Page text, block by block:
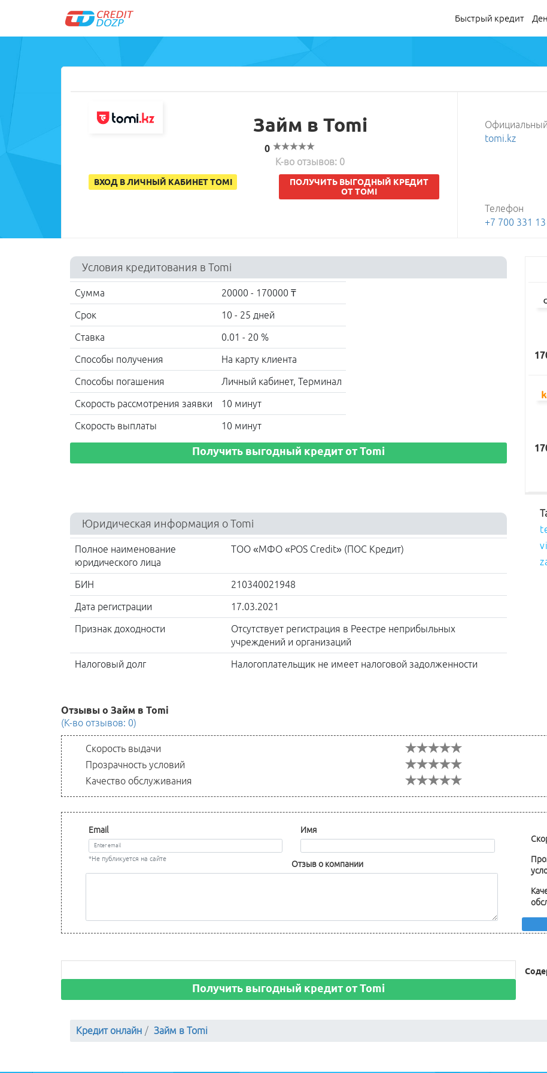
Быстрый кредит
Быстрый кредит
Микрозайм
Займ в Tomi
0
К-во отзывов: 0
ВХОД В ЛИЧНЫЙ КАБИНЕТ TOMI
ПОЛУЧИТЬ ВЫГОДНЫЙ КРЕДИТ
ОТ TOMI
Официальный
tomi.kz
Телефон
+7 700 331
Условия кредитования в Tomi
Сумма 20000 - 170000 ₸
Срок 10 - 25 дней
Ставка 0.01 - 20 %
Способы получения На карту клиента
Способы погашения Личный кабинет, Терминал
Скорость рассмотрения заявки 10 минут
Скорость выплаты 10 минут
Получить выгодный кредит от Tomi
Юридическая информация о Tomi
Полное наименование
юридического лица
ТОО «МФО «POS Credit» (ПОС Кредит)
БИН 210340021948
Дата регистрации 17.03.2021
Признак доходности
Отсутствует регистрация в Реестре неприбыльных
учреждений и организаций
Налоговый долг Налогоплательщик не имеет налоговой задолженности
Отзывы о Займ в Tomi
(К-во отзывов: 0)
Скорость выдачи
Прозрачность условий
Качество обслуживания
Email
*Не публикуется на сайте
Имя
Отзыв о компании
Получить выгодный кредит от Tomi
Кредит онлайн Займ в Tomi